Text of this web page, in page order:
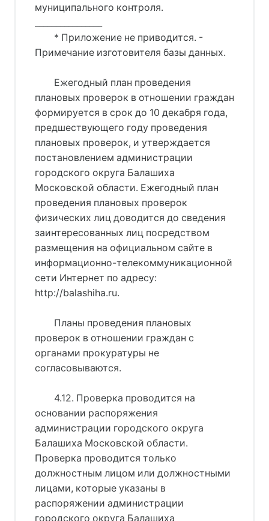
муниципального контроля.
* Приложение не приводится. -
Примечание изготовителя базы данных.
Ежегодный план проведения
плановых проверок в отношении граждан
формируется в срок до 10 декабря года,
предшествующего году проведения
плановых проверок, и утверждается
постановлением администрации
городского округа Балашиха
Московской области. Ежегодный план
проведения плановых проверок
физических лиц доводится до сведения
заинтересованных лиц посредством
размещения на официальном сайте в
информационно-телекоммуникационной
сети Интернет по адресу:
http://balashiha.ru.
Планы проведения плановых
проверок в отношении граждан с
органами прокуратуры не
согласовываются.
4.12. Проверка проводится на
основании распоряжения
администрации городского округа
Балашиха Московской области.
Проверка проводится только
должностным лицом или должностными
лицами, которые указаны в
распоряжении администрации
городского округа Балашиха